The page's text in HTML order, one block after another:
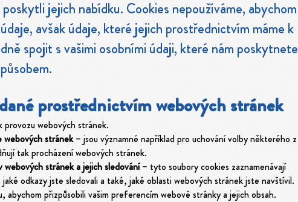
jejich nabídku. Cookies nepoužíváme, abychom
avšak údaje, které jejich prostřednictvím máme k
spojit s vašimi osobními údaji, které nám poskytnete
prostřednictvím webových stránek
provozu webových stránek.
stránek– jsou významné například pro uchování volby některého z
tak procházení webových stránek.
stránek a jejich sledování– tyto soubory cookies zaznamenávají
odkazy jste sledovali a také, jaké oblasti webových stránek jste navštívil.
abychom přizpůsobili vašim preferencím webové stránky a jejich obsah.